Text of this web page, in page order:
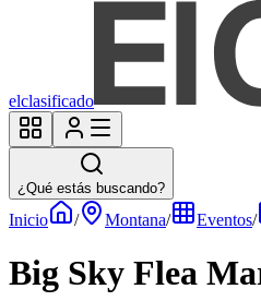
elclasificado
¿Qué estás buscando?
Inicio / Montana/ Eventos/
Big Sky Flea